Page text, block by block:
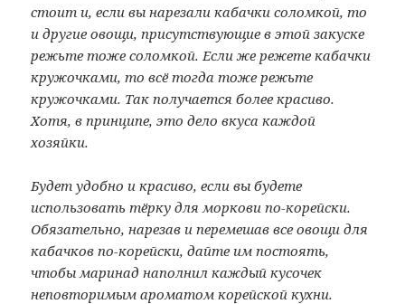
стоит и, если вы нарезали кабачки соломкой, то
и другие овощи, присутствующие в этой закуске
режьте тоже соломкой. Если же режете кабачки
кружочками, то всё тогда тоже режьте
кружочками. Так получается более красиво.
Хотя, в принципе, это дело вкуса каждой
хозяйки.
Будет удобно и красиво, если вы будете
использовать тёрку для моркови по-корейски.
Обязательно, нарезав и перемешав все овощи для
кабачков по-корейски, дайте им постоять,
чтобы маринад наполнил каждый кусочек
неповторимым ароматом корейской кухни.